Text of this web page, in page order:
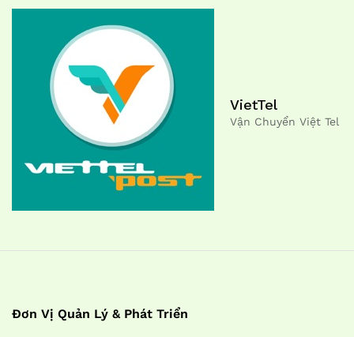
VietTel
Vận Chuyển Việt Tel
Đơn Vị Quản Lý & Phát Triển